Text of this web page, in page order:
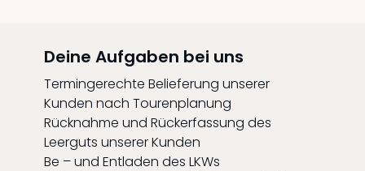
Deine Aufgaben bei uns
Termingerechte Belieferung unserer
Kunden nach Tourenplanung
Rücknahme und Rückerfassung des
Leerguts unserer Kunden
Be – und Entladen des LKWs